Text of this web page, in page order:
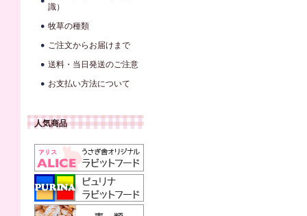
識）
牧草の種類
ご注文からお届けまで
送料・当日発送のご注意
お支払い方法について
人気商品